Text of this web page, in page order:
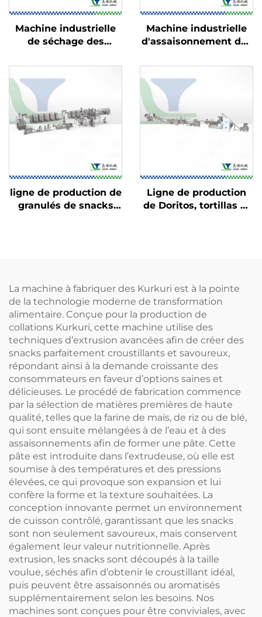
Machine industrielle
de séchage des
Machine industrielle
d'assaisonnement des
ligne de production de
granulés de snacks
Ligne de production
de Doritos, tortillas et
La machine à fabriquer des Kurkuri est à la pointe
de la technologie moderne de transformation
alimentaire. Conçue pour la production de
collations Kurkuri, cette machine utilise des
techniques d’extrusion avancées afin de créer des
snacks parfaitement croustillants et savoureux,
répondant ainsi à la demande croissante des
consommateurs en faveur d’options saines et
délicieuses. Le procédé de fabrication commence
par la sélection de matières premières de haute
qualité, telles que la farine de maïs, de riz ou de blé,
qui sont ensuite mélangées à de l’eau et à des
assaisonnements afin de former une pâte. Cette
pâte est introduite dans l’extrudeuse, où elle est
soumise à des températures et des pressions
élevées, ce qui provoque son expansion et lui
confère la forme et la texture souhaitées. La
conception innovante permet un environnement
de cuisson contrôlé, garantissant que les snacks
sont non seulement savoureux, mais conservent
également leur valeur nutritionnelle. Après
extrusion, les snacks sont découpés à la taille
voulue, séchés afin d’obtenir le croustillant idéal,
puis peuvent être assaisonnés ou aromatisés
supplémentairement selon les besoins. Nos
machines sont conçues pour être conviviales, avec